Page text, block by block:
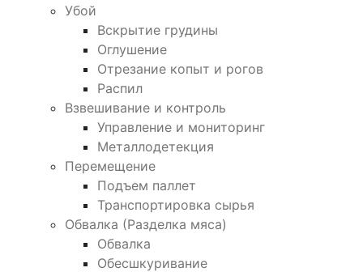
Убой
Вскрытие грудины
Оглушение
Отрезание копыт и рогов
Распил
Взвешивание и контроль
Управление и мониторинг
Металлодетекция
Перемещение
Подъем паллет
Транспортировка сырья
Обвалка (Разделка мяса)
Обвалка
Обесшкуривание